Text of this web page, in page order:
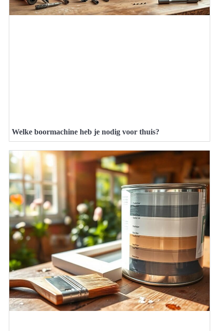
Welke boormachine heb je nodig voor thuis?